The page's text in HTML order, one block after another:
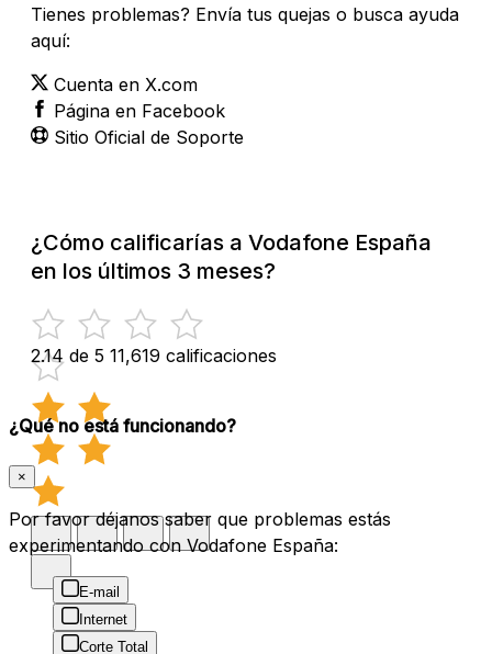
Tienes problemas? Envía tus quejas o busca ayuda
aquí:
Cuenta en X.com
Página en Facebook
Sitio Oficial de Soporte
¿Cómo calificarías a Vodafone España
en los últimos 3 meses?
2.14 de 5 11,619 calificaciones
¿Qué no está funcionando?
×
Por favor déjanos saber que problemas estás
experimentando con Vodafone España:
E-mail
Internet
Corte Total